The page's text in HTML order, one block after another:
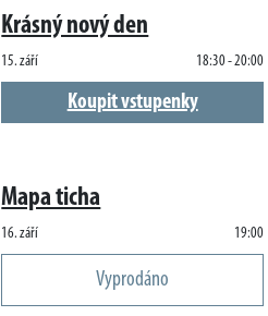
Krásný nový den
15. září 18:30 - 20:00
Koupit vstupenky
Mapa ticha
16. září 19:00
Vyprodáno